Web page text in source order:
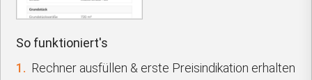
So funktioniert's
1. Rechner ausfüllen & erste Preisindikation erhalten